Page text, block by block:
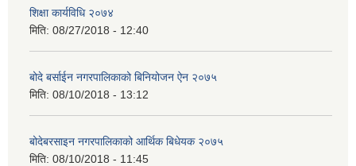
शिक्षा कार्यविधि २०७४
मिति: 08/27/2018 - 12:40
बोदे बर्साईन नगरपालिकाको बिनियोजन ऐन २०७५
मिति: 08/10/2018 - 13:12
बोदेबरसाइन नगरपालिकाको आर्थिक बिधेयक २०७५
मिति: 08/10/2018 - 11:45